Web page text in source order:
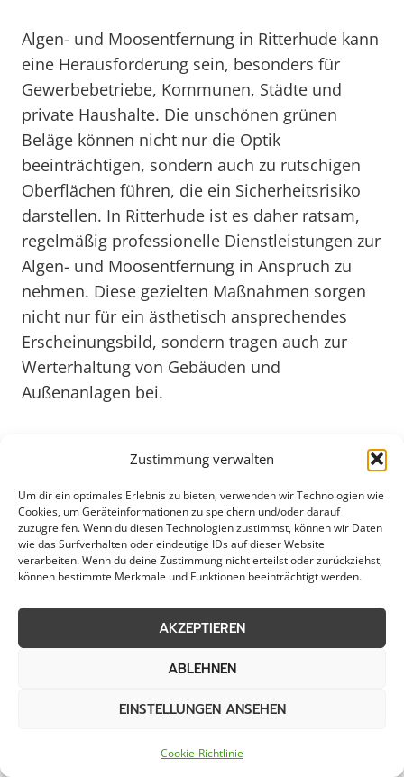
Zustimmung verwalten
Um dir ein optimales Erlebnis zu bieten, verwenden wir Technologien wie
Cookies, um Geräteinformationen zu speichern und/oder darauf
zuzugreifen. Wenn du diesen Technologien zustimmst, können wir Daten
wie das Surfverhalten oder eindeutige IDs auf dieser Website
verarbeiten. Wenn du deine Zustimmung nicht erteilst oder zurückziehst,
können bestimmte Merkmale und Funktionen beeinträchtigt werden.
AKZEPTIEREN
ABLEHNEN
EINSTELLUNGEN ANSEHEN
Cookie-Richtlinie
Algen- und Moosentfernung in Ritterhude kann
eine Herausforderung sein, besonders für
Gewerbebetriebe, Kommunen, Städte und
private Haushalte. Die unschönen grünen
Beläge können nicht nur die Optik
beeinträchtigen, sondern auch zu rutschigen
Oberflächen führen, die ein Sicherheitsrisiko
darstellen. In Ritterhude ist es daher ratsam,
regelmäßig professionelle Dienstleistungen zur
Algen- und Moosentfernung in Anspruch zu
nehmen. Diese gezielten Maßnahmen sorgen
nicht nur für ein ästhetisch ansprechendes
Erscheinungsbild, sondern tragen auch zur
Werterhaltung von Gebäuden und
Außenanlagen bei.
Moosentfernung in Ritterhude können
langfristige Schäden an Fassaden, Dächern und
Gehwegen vermieden werden. Experten
arbeiten mit speziellen Reinigungsmitteln und
Techniken, um eine effektive und schonende
Bausubstanz geschützt und die Lebensdauer
der Oberflächen wird verlängert. Mit Blick auf
das Jahr 2025 ist es wichtig, bereits heute
präventive Maßnahmen zu ergreifen, um
Umwelt nachhaltig zu schonen. In Ritterhude